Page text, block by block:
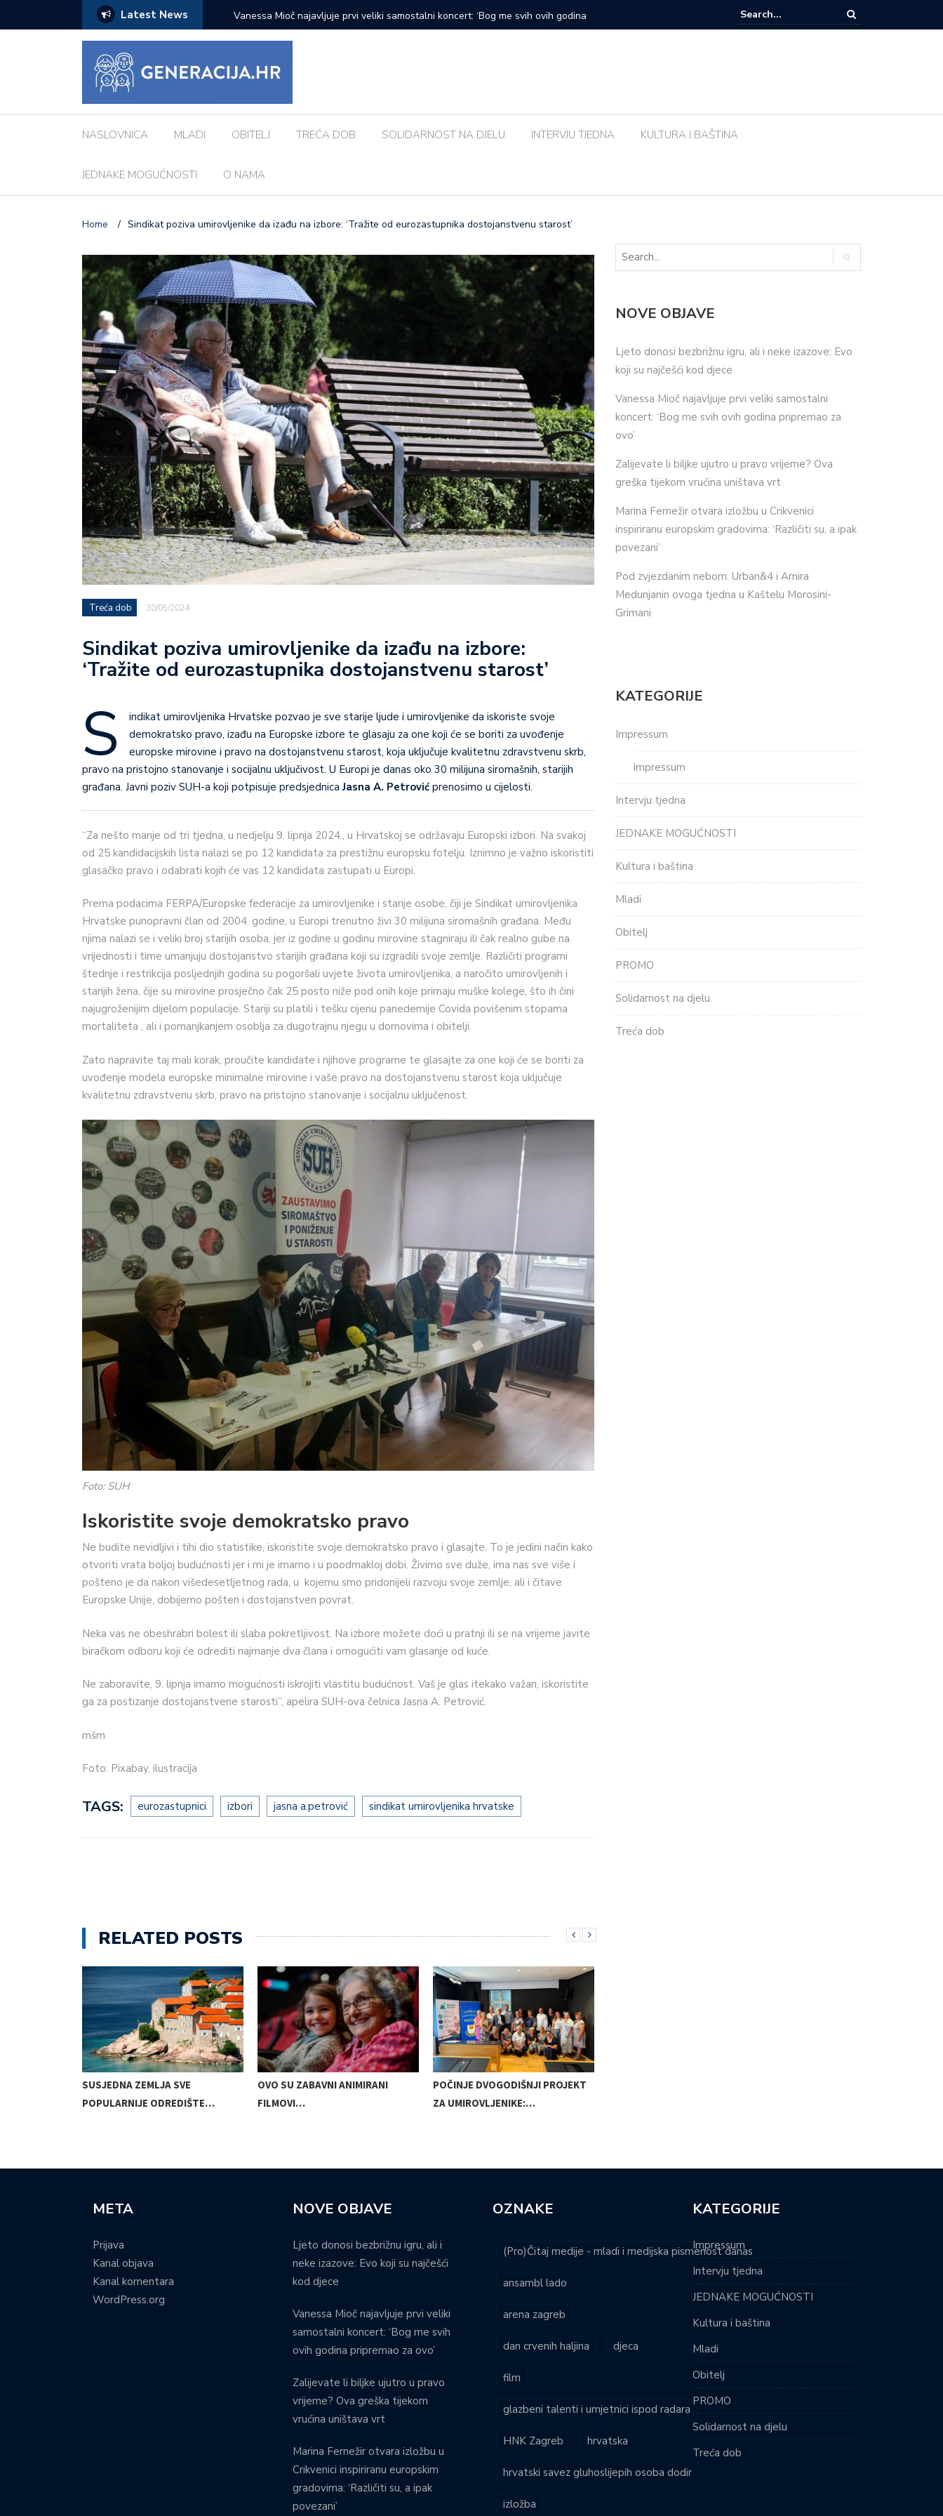
Latest News
Evo koji su najčešći kod djece
Vanessa Mioč najavljuje prvi veliki samostalni koncert: ‘Bog me svih ovih godina
pripremao za ovo’
Zalijevate li biljke ujutro u pravo vrijeme? Ova greška tijekom vrućina uništava
NASLOVNICA MLADI OBITELJ TREĆA DOB SOLIDARNOST NA DJELU INTERVJU TJEDNA KULTURA I BAŠTINA
JEDNAKE MOGUĆNOSTI O NAMA
Home / Sindikat poziva umirovljenike da izađu na izbore: ‘Tražite od eurozastupnika dostojanstvenu starost’
Treća dob 30/05/2024
Sindikat poziva umirovljenike da izađu na izbore:
‘Tražite od eurozastupnika dostojanstvenu starost’
S
indikat umirovljenika Hrvatske pozvao je sve starije ljude i umirovljenike da iskoriste svoje
demokratsko pravo, izađu na Europske izbore te glasaju za one koji će se boriti za uvođenje
europske mirovine i pravo na dostojanstvenu starost, koja uključuje kvalitetnu zdravstvenu skrb,
pravo na pristojno stanovanje i socijalnu uključivost. U Europi je danas oko 30 milijuna siromašnih, starijih
građana. Javni poziv SUH-a koji potpisuje predsjednicaJasna A. Petrović prenosimo u cijelosti.
“Za nešto manje od tri tjedna, u nedjelju 9. lipnja 2024., u Hrvatskoj se održavaju Europski izbori. Na svakoj
od 25 kandidacijskih lista nalazi se po 12 kandidata za prestižnu europsku fotelju. Iznimno je važno iskoristiti
glasačko pravo i odabrati kojih će vas 12 kandidata zastupati u Europi.
Prema podacima FERPA/Europske federacije za umirovljenike i starije osobe, čiji je Sindikat umirovljenika
Hrvatske punopravni član od 2004. godine, u Europi trenutno živi 30 milijuna siromašnih građana. Među
njima nalazi se i veliki broj starijih osoba, jer iz godine u godinu mirovine stagniraju ili čak realno gube na
vrijednosti i time umanjuju dostojanstvo starijih građana koji su izgradili svoje zemlje. Različiti programi
štednje i restrikcija posljednjih godina su pogoršali uvjete života umirovljenika, a naročito umirovljenih i
starijih žena, čije su mirovine prosječno čak 25 posto niže pod onih koje primaju muške kolege, što ih čini
najugroženijim dijelom populacije. Stariji su platili i tešku cijenu panedemije Covida povišenim stopama
mortaliteta , ali i pomanjkanjem osoblja za dugotrajnu njegu u domovima i obitelji.
Zato napravite taj mali korak, proučite kandidate i njihove programe te glasajte za one koji će se boriti za
uvođenje modela europske minimalne mirovine i vaše pravo na dostojanstvenu starost koja uključuje
kvalitetnu zdravstvenu skrb, pravo na pristojno stanovanje i socijalnu uključenost.
Foto: SUH
Iskoristite svoje demokratsko pravo
Ne budite nevidljivi i tihi dio statistike, iskoristite svoje demokratsko pravo i glasajte. To je jedini način kako
otvoriti vrata boljoj budućnosti jer i mi je imamo i u poodmakloj dobi. Živimo sve duže, ima nas sve više i
pošteno je da nakon višedesetljetnog rada, u kojemu smo pridonijeli razvoju svoje zemlje, ali i čitave
Europske Unije, dobijemo pošten i dostojanstven povrat.
Neka vas ne obeshrabri bolest ili slaba pokretljivost. Na izbore možete doći u pratnji ili se na vrijeme javite
biračkom odboru koji će odrediti najmanje dva člana i omogućiti vam glasanje od kuće.
Ne zaboravite, 9. lipnja imamo mogućnosti iskrojiti vlastitu budućnost. Vaš je glas itekako važan, iskoristite
ga za postizanje dostojanstvene starosti”, apelira SUH-ova čelnica Jasna A. Petrović.
mšm
Foto: Pixabay, ilustracija
TAGS: eurozastupnici izbori jasna a.petrović sindikat umirovljenika hrvatske
RELATED POSTS
SUSJEDNA ZEMLJA SVE
POPULARNIJE ODREDIŠTE…
OVO SU ZABAVNI ANIMIRANI
FILMOVI…
POČINJE DVOGODIŠNJI PROJEKT
ZA UMIROVLJENIKE:…
NOVE OBJAVE
Ljeto donosi bezbrižnu igru, ali i neke izazove: Evo
koji su najčešći kod djece
Vanessa Mioč najavljuje prvi veliki samostalni
koncert: ‘Bog me svih ovih godina pripremao za
ovo’
Zalijevate li biljke ujutro u pravo vrijeme? Ova
greška tijekom vrućina uništava vrt
Marina Fernežir otvara izložbu u Crikvenici
inspiriranu europskim gradovima: ‘Različiti su, a ipak
povezani’
Pod zvjezdanim nebom: Urban&4 i Amira
Medunjanin ovoga tjedna u Kaštelu Morosini-
Grimani
KATEGORIJE
Impressum
Impressum
Intervju tjedna
JEDNAKE MOGUĆNOSTI
Kultura i baština
Mladi
Obitelj
PROMO
Solidarnost na djelu
Treća dob
META
Prijava
Kanal objava
Kanal komentara
WordPress.org
NOVE OBJAVE
Ljeto donosi bezbrižnu igru, ali i
neke izazove: Evo koji su najčešći
kod djece
Vanessa Mioč najavljuje prvi veliki
samostalni koncert: ‘Bog me svih
ovih godina pripremao za ovo’
Zalijevate li biljke ujutro u pravo
vrijeme? Ova greška tijekom
vrućina uništava vrt
Marina Fernežir otvara izložbu u
Crikvenici inspiriranu europskim
gradovima: ‘Različiti su, a ipak
povezani’
OZNAKE
(Pro)Čitaj medije - mladi i medijska pismenost danas
ansambl lado
arena zagreb
dan crvenih haljina djeca
film
glazbeni talenti i umjetnici ispod radara
HNK Zagreb hrvatska
hrvatski savez gluhoslijepih osoba dodir
izložba
KATEGORIJE
Impressum
Intervju tjedna
JEDNAKE MOGUĆNOSTI
Kultura i baština
Mladi
Obitelj
PROMO
Solidarnost na djelu
Treća dob